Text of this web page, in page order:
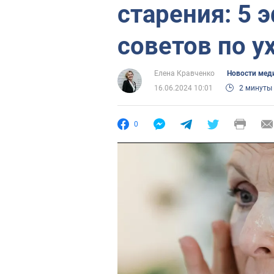
старения: 5
советов по
Елена Кравченко
Новости
16.06.2024 10:01
2 минуты
0